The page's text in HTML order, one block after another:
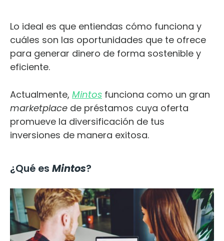
Lo ideal es que entiendas cómo funciona y
cuáles son las oportunidades que te ofrece
para generar dinero de forma sostenible y
eficiente.
Actualmente, Mintos funciona como un gran
marketplace de préstamos cuya oferta
promueve la diversificación de tus
inversiones de manera exitosa.
¿Qué es Mintos?